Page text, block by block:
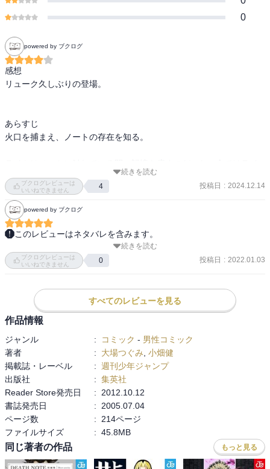
0
powered by ブクログ
感想
リューク久しぶりの登場。
あらすじ
火口を捕まえ、ノートの存在を知る。
トの計画通りだった。
ライトはミサにノートを取りに行くように指示する。
ミサは全て記憶を取り戻すが、エルの名前を忘れていた。再び目の
ライトはレムを追い詰めていく。
レムがワタリ、竜崎を殺して、自分も死ぬ。
エルは自分の死を知らせ、ニアが新しいエルとなる。
メロは自分のやり方でノートに近づく。警察庁長官とノートを引き
返る方法に出るが、長官が自殺したことでライトの妹が誘拐され
る。
続きを読む
ブクログレビューは
いいねできません
4 投稿日 : 2024.12.14
powered by ブクログ
このレビューはネタバレを含みます。
まじか！そうきたか！竜崎死んじゃったのか！
そしてやっぱりただでは死なないよね！
スプーン何か関係あるのかな？
楽しみ〜〜〜
続きを読む
ブクログレビューは
いいねできません
0 投稿日 : 2022.01.03
すべてのレビューを見る
作品情報
ジャンル : コミック - 男性コミック
著者
: 大場つぐみ 小畑健
掲載誌・レーベル
: 週刊少年ジャンプ
出版社
: 集英社
Reader Store発売日
:
2012.10.12
書誌発売日
:
2005.07.04
ページ数
:
214ページ
ファイルサイズ
: 45.8MB
同じ著者の作品 もっと見る